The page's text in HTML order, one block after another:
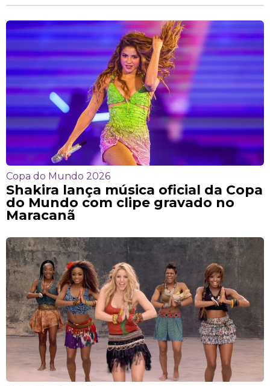
Copa do Mundo 2026
Shakira lança música oficial da Copa
do Mundo com clipe gravado no
Maracanã